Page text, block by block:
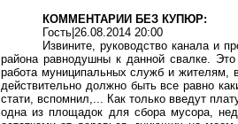
КОММЕНТАРИИ БЕЗ КУПЮР:
Гость|26.08.2014 20:00
Извините, руководство канала и
района равнодушны к данной свалке.
работа муниципальных служб и жителям,
действительно должно быть все равно
стати, вспомнил,... Как только введут
одна из площадок для сбора мусора,